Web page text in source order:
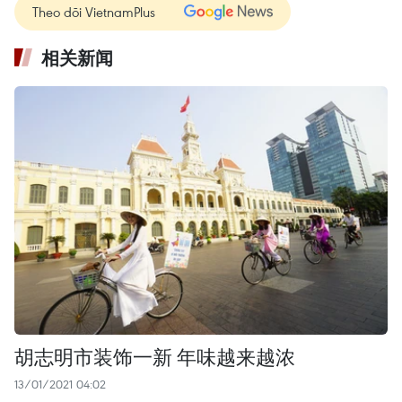
Theo dõi VietnamPlus
相关新闻
胡志明市装饰一新 年味越来越浓
13/01/2021 04:02